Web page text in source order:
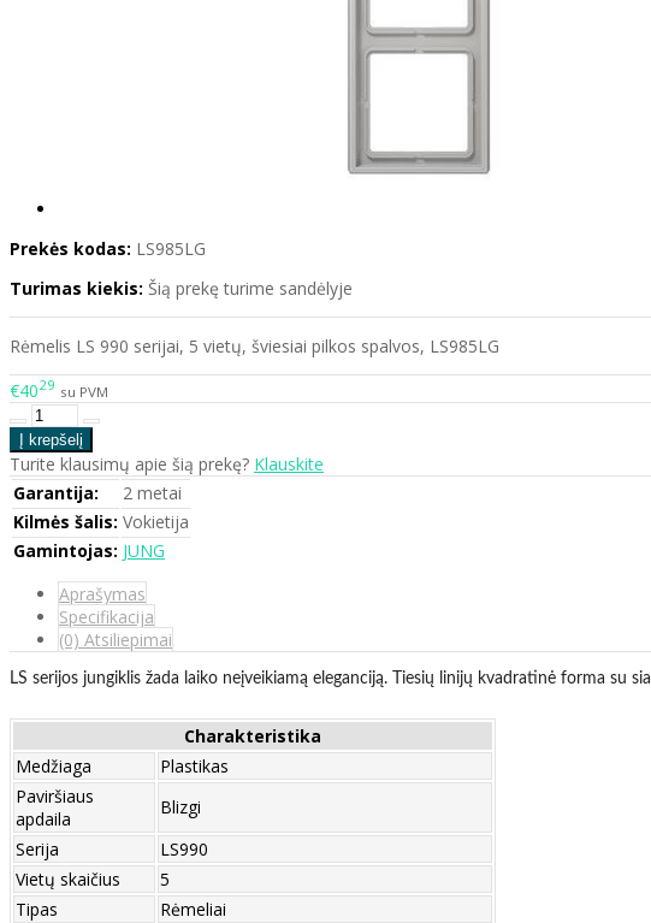
Prekės kodas: LS985LG
Turimas kiekis: Šią prekę turime sandėlyje
Rėmelis LS 990 serijai, 5 vietų, šviesiai pilkos spalvos, LS985LG
€4029 su PVM
Turite klausimų apie šią prekę? Klauskite
Garantija:
2 metai
Kilmės šalis: Vokietija
Gamintojas: JUNG
Aprašymas
Specifikacija
(0) Atsiliepimai
LS serijos jungiklis žada laiko neįveikiamą eleganciją. Tiesių linijų kvadratinė forma su
Charakteristika
Medžiaga
Plastikas
Paviršiaus
apdaila
Blizgi
Serija
LS990
Vietų skaičius
5
Tipas
Rėmeliai